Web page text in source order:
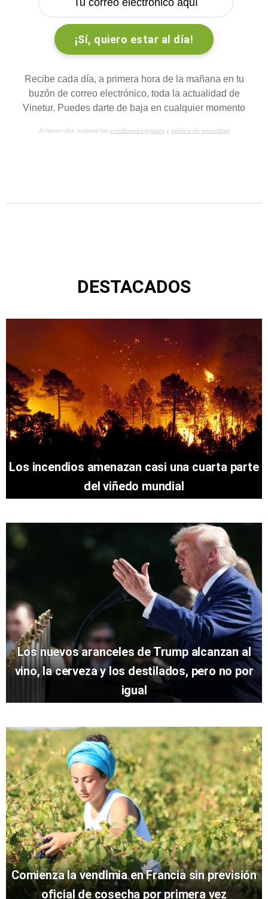
Recibe cada día, a primera hora de la mañana en tu
buzón de correo electrónico, toda la actualidad de
Vinetur. Puedes darte de baja en cualquier momento
Al hacer click aceptas las condiciones legalesy política de privacidad
DESTACADOS
Los incendios amenazan casi una cuarta parte
del viñedo mundial
Los nuevos aranceles de Trump alcanzan al
vino, la cerveza y los destilados, pero no por
igual
Comienza la vendimia en Francia sin previsión
oficial de cosecha por primera vez